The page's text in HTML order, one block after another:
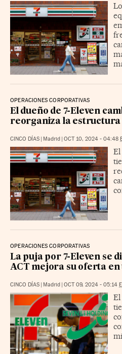
OPERACIONES CORPORATIVAS
El dueño de 7-Eleven
reorganiza la estructura
CINCO DÍAS | Madrid | OCT 10, 2024 - 04:48
El
OPERACIONES CORPORATIVAS
La puja por 7-Eleven se
ACT mejora su oferta en
CINCO DÍAS | Madrid | OCT 09, 2024 - 05:14
El